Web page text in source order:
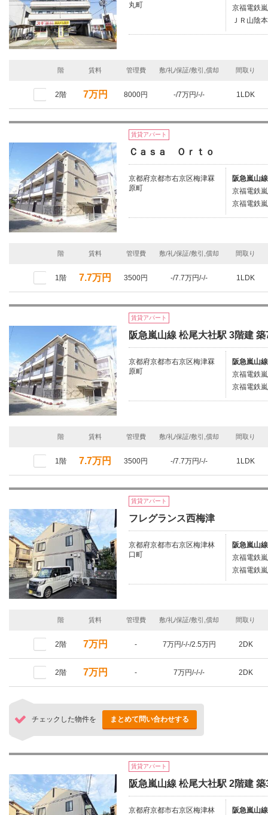
丸町
京福電鉄
ＪＲ山陰
階 賃料 管理費 敷/礼/保証/敷引,償却 間取り
2階 7万円 8000円 -/7万円/-/- 1LDK
賃貸アパート
Ｃａｓａ Ｏｒｔｏ
京都府京都市右京区梅津罧
原町
阪急嵐山
京福電鉄
京福電鉄
階 賃料 管理費 敷/礼/保証/敷引,償却 間取り
1階 7.7万円 3500円 -/7.7万円/-/- 1LDK
賃貸アパート
阪急嵐山線 松尾大社駅 3階建 築
京都府京都市右京区梅津罧
原町
阪急嵐山
京福電鉄
京福電鉄
階 賃料 管理費 敷/礼/保証/敷引,償却 間取り
1階 7.7万円 3500円 -/7.7万円/-/- 1LDK
賃貸アパート
フレグランス西梅津
京都府京都市右京区梅津林
口町
阪急嵐山
京福電鉄
京福電鉄
階 賃料 管理費 敷/礼/保証/敷引,償却 間取り
2階 7万円 - 7万円/-/-/2.5万円 2DK
2階 7万円 - 7万円/-/-/- 2DK
チェックした物件を まとめて問い合わせする
賃貸アパート
阪急嵐山線 松尾大社駅 2階建 築
京都府京都市右京区梅津林
阪急嵐山